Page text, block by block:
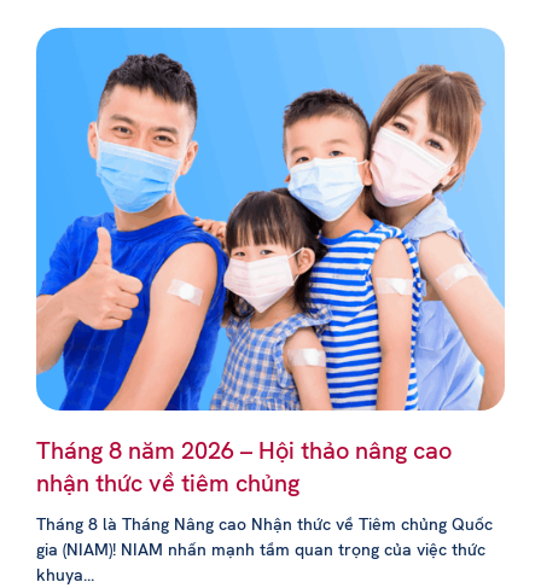
Tháng 8 năm 2026 – Hội thảo nâng cao
nhận thức về tiêm chủng
Tháng 8 là Tháng Nâng cao Nhận thức về Tiêm chủng Quốc
gia (NIAM)! NIAM nhấn mạnh tầm quan trọng của việc thức
khuya...